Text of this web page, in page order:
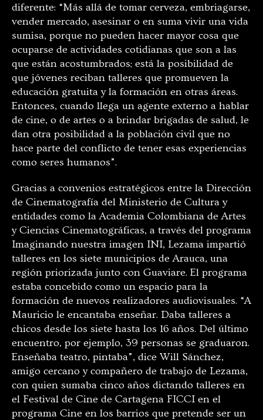
diferente: “Más allá de tomar cerveza, embriagarse,
vender mercado, asesinar o en suma vivir una vida
sumisa, porque no pueden hacer mayor cosa que
ocuparse de actividades cotidianas que son a las
que están acostumbrados; está la posibilidad de
que jóvenes reciban talleres que promueven la
educación gratuita y la formación en otras áreas.
Entonces, cuando llega un agente externo a hablar
de cine, o de artes o a brindar brigadas de salud, le
dan otra posibilidad a la población civil que no
hace parte del conflicto de tener esas experiencias
como seres humanos”.
Gracias a convenios estratégicos entre la Dirección
de Cinematografía del Ministerio de Cultura y
entidades como la Academia Colombiana de Artes
y Ciencias Cinematográficas, a través del programa
Imaginando nuestra imagen INI, Lezama impartió
talleres en los siete municipios de Arauca, una
región priorizada junto con Guaviare. El programa
estaba concebido como un espacio para la
formación de nuevos realizadores audiovisuales. “A
Mauricio le encantaba enseñar. Daba talleres a
chicos desde los siete hasta los 16 años. Del último
encuentro, por ejemplo, 39 personas se graduaron.
Enseñaba teatro, pintaba”, dice Will Sánchez,
amigo cercano y compañero de trabajo de Lezama,
con quien sumaba cinco años dictando talleres en
el Festival de Cine de Cartagena FICCI en el
programa Cine en los barrios que pretende ser un